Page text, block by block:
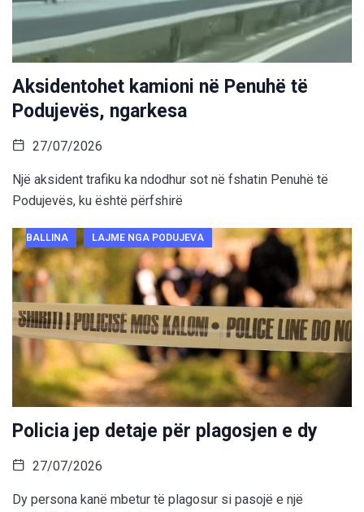
Aksidentohet kamioni në Penuhë të
Podujevës, ngarkesa
27/07/2026
Një aksident trafiku ka ndodhur sot në fshatin Penuhë të
Podujevës, ku është përfshirë
BALLINA LAJME NGA PODUJEVA
Policia jep detaje për plagosjen e dy
27/07/2026
Dy persona kanë mbetur të plagosur si pasojë e një